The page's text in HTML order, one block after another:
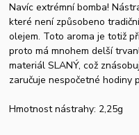
Navíc extrémní bomba!
které není způsobeno
olejem. Toto aroma je totiž
proto má mnohem delší
materiál SLANÝ, což
zaručuje nespočetné hodiny
Hmotnost nástrahy: 2,25g